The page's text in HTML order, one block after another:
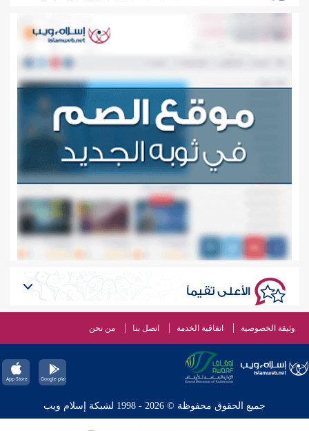
الأعلى تقيماً
وثيقة الخصوصية اتفاقية الخدمة اتصل بنا من نحن
جميع الحقوق محفوظة © 2026 - 1998 لشبكة إسلام ويب